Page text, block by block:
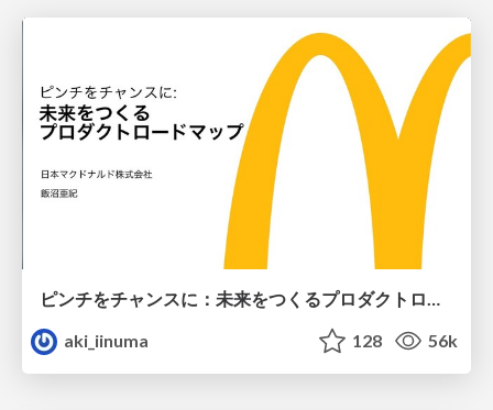
ピンチをチャンスに：未来をつくるプロダクトロードマップ #pmconf2020
aki_iinuma
128 56k